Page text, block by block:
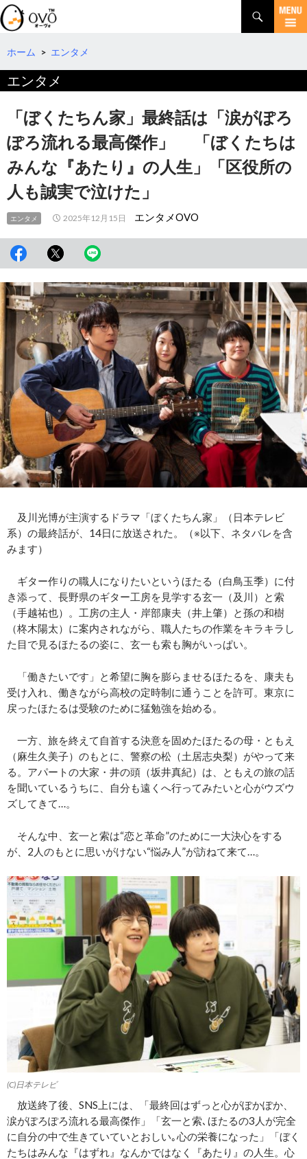
検
索
コ
テ
へ
ホーム > エンタメ
エンタメ
「ぼくたちん家」最終話は「涙がぽろ
ぽろ流れる最高傑作」 「ぼくたちは
みんな『あたり』の人生」「区役所の
人も誠実で泣けた」
エンタメ 2025年12月15日 エンタメOVO
及川光博が主演するドラマ「ぼくたちん家」（日本テレビ
系）の最終話が、14日に放送された。（※以下、ネタバレを含
みます）
ギター作りの職人になりたいというほたる（白鳥玉季）に付
き添って、長野県のギター工房を見学する玄一（及川）と索
（手越祐也）。工房の主人・岸部康夫（井上肇）と孫の和樹
（柊木陽太）に案内されながら、職人たちの作業をキラキラし
た目で見るほたるの姿に、玄一も索も胸がいっぱい。
「働きたいです」と希望に胸を膨らませるほたるを、康夫も
受け入れ、働きながら高校の定時制に通うことを許可。東京に
戻ったほたるは受験のために猛勉強を始める。
一方、旅を終えて自首する決意を固めたほたるの母・ともえ
（麻生久美子）のもとに、警察の松（土居志央梨）がやって来
る。アパートの大家・井の頭（坂井真紀）は、ともえの旅の話
を聞いているうちに、自分も遠くへ行ってみたいと心がウズウ
ズしてきて…。
そんな中、玄一と索は“恋と革命”のために一大決心をする
が、2人のもとに思いがけない“悩み人”が訪ねて来て…。
(C)日本テレビ
放送終了後、SNS上には、「最終回はずっと心がぽかぽか、
涙がぽろぽろ流れる最高傑作」「玄一と索､ほたるの3人が完全
に自分の中で生きていていとおしい｡心の栄養になった」「ぼく
たちはみんな『はずれ』なんかではなく『あたり』の人生。心